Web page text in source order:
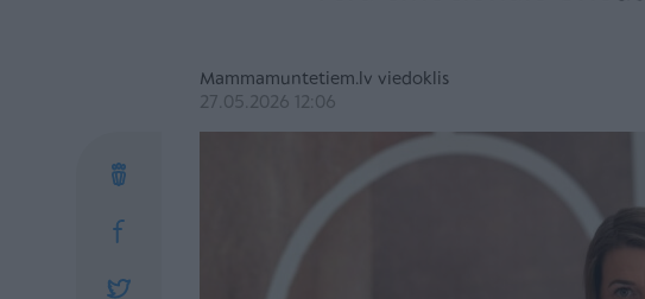
Mammamuntetiem.lv viedoklis
27.05.2026 12:06